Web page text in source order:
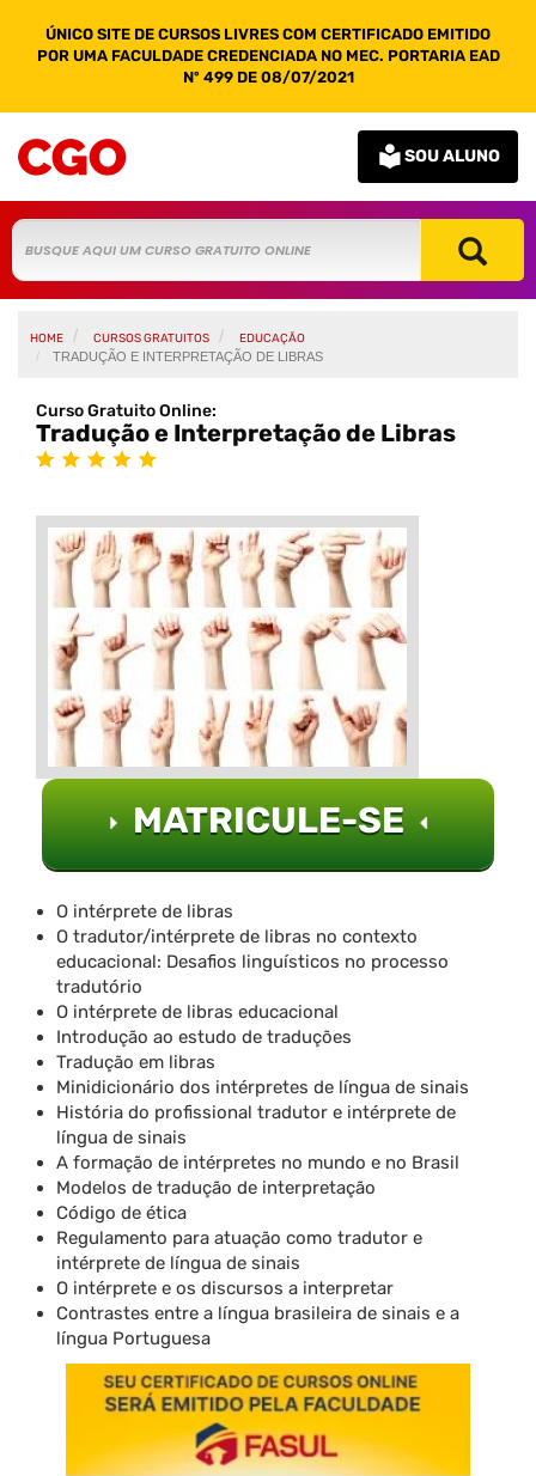
ÚNICO SITE DE CURSOS LIVRES COM CERTIFICADO EMITIDO
POR UMA FACULDADE CREDENCIADA NO MEC. PORTARIA EAD
Nº 499 DE 08/07/2021
SOU ALUNO
HOME CURSOS GRATUITOS
EDUCAÇÃO
TRADUÇÃO E INTERPRETAÇÃO DE LIBRAS
Curso Gratuito Online:
Tradução e Interpretação de Libras
MATRICULE-SE
O intérprete de libras
O tradutor/intérprete de libras no contexto
educacional: Desafios linguísticos no processo
tradutório
O intérprete de libras educacional
Introdução ao estudo de traduções
Tradução em libras
Minidicionário dos intérpretes de língua de sinais
História do profissional tradutor e intérprete de
língua de sinais
A formação de intérpretes no mundo e no Brasil
Modelos de tradução de interpretação
Código de ética
Regulamento para atuação como tradutor e
intérprete de língua de sinais
O intérprete e os discursos a interpretar
Contrastes entre a língua brasileira de sinais e a
língua Portuguesa